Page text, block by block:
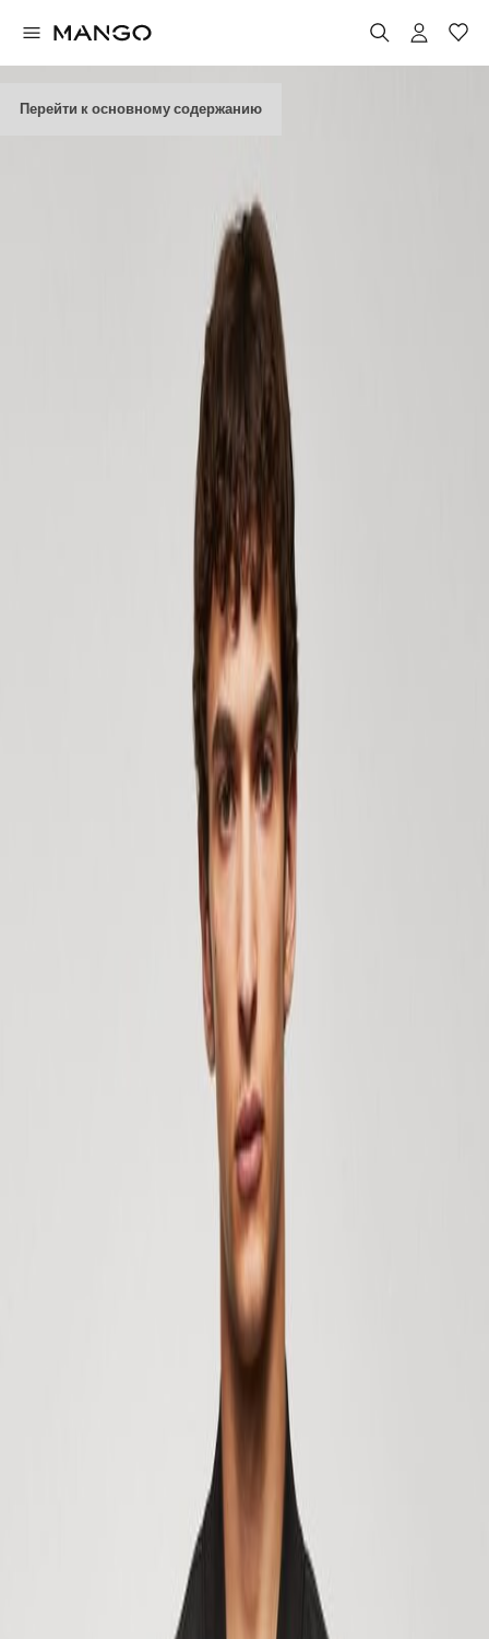
Перейти к основному содержанию
CYBER MONDAY
ПРЕДЛОЖЕНИЯ КИБЕРПОНЕДЕЛЬНИКА
Что такое
Киберпонедельник?
CYBER MONDAY 2025
Представьте себе понедельник, когда скидки настолько
заманчивы, что невозможно упустить шанс обновить гардероб или
приобрести новые гаджеты. Этот день — Киберпонедельник,
событие, которое превращает начало недели в уникальный
шопинг-опыт.
Киберпонедельник был создан, чтобы подарить онлайн-
покупателям те же эмоции, что и большие сезонные распродажи,
но без толп людей. С момента своего появления в 2005 году он
привлёк внимание потребителей по всему миру и стал идеальным
днём для поиска скидок на моду, технологии и многое другое.
Готовы узнать, что такое Киберпонедельник? Приготовьтесь
просматривать предложения со скидками до 50%. Представьте,
что находите то самое пальто, о котором давно мечтали, или
новейшие модные наушники — всего в один клик и не вставая с
дивана. Киберпонедельник — ваш союзник в новогоднем шопинге:
вы можете спокойно сравнивать цены и товары, наслаждаясь
утренним кофе.
Когда проходит Киберпонедельник?
Киберпонедельник — это день, который превращает начало
недели в онлайн-шопинг с множеством выгодных предложений.
когда проходит Киберпонедельник?
каждый год в понедельник, следующий за Днём благодарения в
США, сразу после знаменитой «Чёрной пятницы». Так что, если вы
спрашиваете себя, какого числа Киберпонедельник — просто
запомните: это понедельник после этого праздника.
Киберпонедельник — идеальное время, чтобы найти невероятные
скидки на самые разные товары: от модной одежды до техники. Со
скидками до 50% это лучший день, чтобы заранее начать
новогодние покупки, не выходя из дома. Поэтому, если вы
какого числа Киберпонедельник
— это понедельник после Дня благодарения. В 2025 году
Киберпонедельник пройдёт 1 декабря
воспользоваться лучшими предложениями года и получите
удовольствие от шопинга, который приведёт ваш гардероб в